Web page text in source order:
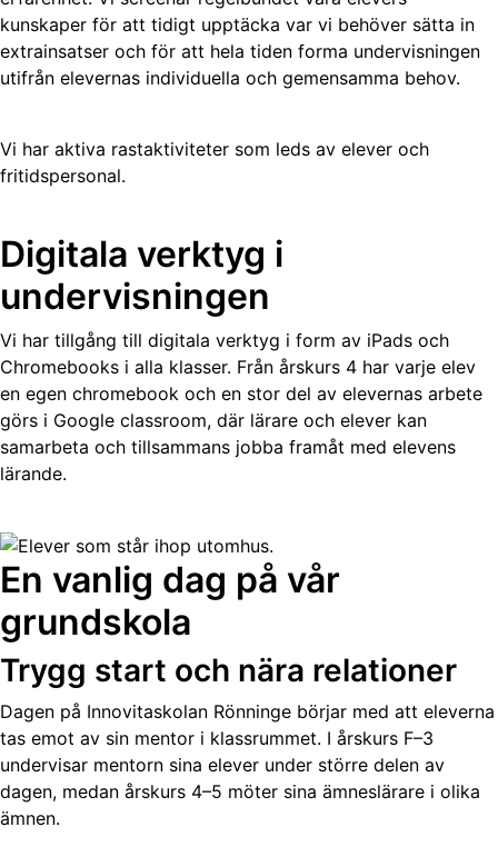
kunskaper för att tidigt upptäcka var vi behöver sätta in
extrainsatser och för att hela tiden forma undervisningen
utifrån elevernas individuella och gemensamma behov.
Vi har aktiva rastaktiviteter som leds av elever och
fritidspersonal.
Digitala verktyg i
undervisningen
Vi har tillgång till digitala verktyg i form av iPads och
Chromebooks i alla klasser. Från årskurs 4 har varje elev
en egen chromebook och en stor del av elevernas arbete
görs i Google classroom, där lärare och elever kan
samarbeta och tillsammans jobba framåt med elevens
lärande.
En vanlig dag på vår
grundskola
Trygg start och nära relationer
Dagen på Innovitaskolan Rönninge börjar med att eleverna
tas emot av sin mentor i klassrummet. I årskurs F–3
undervisar mentorn sina elever under större delen av
dagen, medan årskurs 4–5 möter sina ämneslärare i olika
ämnen.